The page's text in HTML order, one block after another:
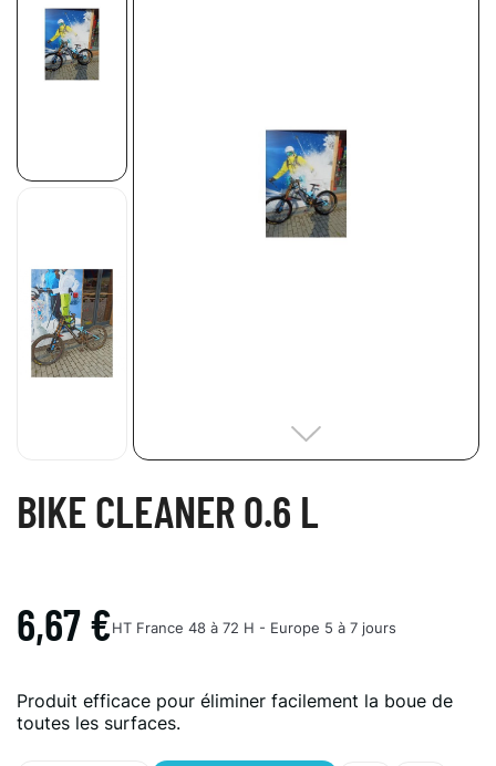
BIKE CLEANER 0.6 L
6,67 €HT France 48 à 72 H - Europe 5 à 7 jours
Produit efficace pour éliminer facilement la boue de
toutes les surfaces.